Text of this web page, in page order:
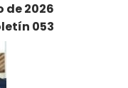
de 2026
053